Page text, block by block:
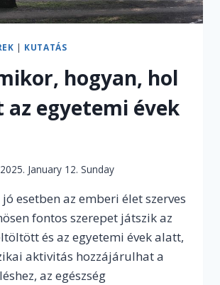
| KUTATÁS
hogyan, hol
az egyetemi évek
2025. January 12. Sunday
esetben az emberi élet szerves
fontos szerepet játszik az
és az egyetemi évek alatt,
aktivitás hozzájárulhat a
az egészség